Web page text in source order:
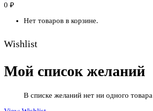
0 ₽
Нет товаров в корзине.
Wishlist
Мой список желаний
В списке желаний нет ни одного товара